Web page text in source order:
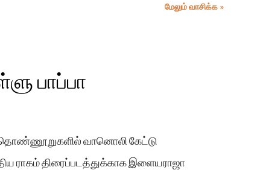
மேலும் வாசிக்க »
பாப்பா
வானொலி கேட்டு
ராகம் திரைப்படத்துக்காக இளையராஜா